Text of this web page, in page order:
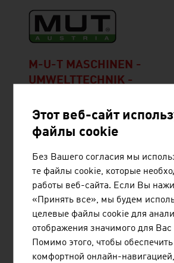
M-U-T MASCHINEN -
UMWELTTECHNIK -
GESELLSCHAFT M.B.H.
Производственное предприятие
Штокерау самостоятельно
разработкой, проектированием,
конструированием,
монтажом и вводом в
установок в области переработки
коммунальной техники,
очистки сточных вод, а также
механизмов ...
Этот веб-сайт
файлы cookie
Без Вашего согласия мы
те файлы cookie, которые
работы веб-сайта. Если Вы
«Принять все», мы будем
целевые файлы cookie для
отображения значимого для Вас
Помимо этого, чтобы
комфортной онлайн-